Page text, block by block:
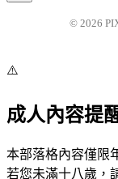
© 2026
⚠️
成人內容提
本部落格內容僅限
若您未滿十八歲，